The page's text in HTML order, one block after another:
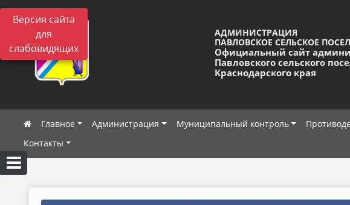
Версия сайта
для
слабовидящих
АДМИНИСТРАЦИЯ
ПАВЛОВСКОЕ СЕЛЬСКОЕ
Официальный сайт
Павловского сельского
Краснодарского края
Главное Администрация Муниципальный контроль
Контакты